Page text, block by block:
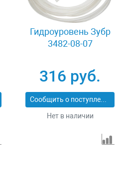
Гидроуровень Зубр
3482-08-07
316 руб.
Сообщить о поступлении
Нет в наличии